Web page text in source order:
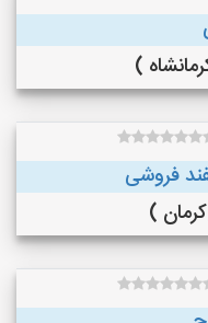
فروشی